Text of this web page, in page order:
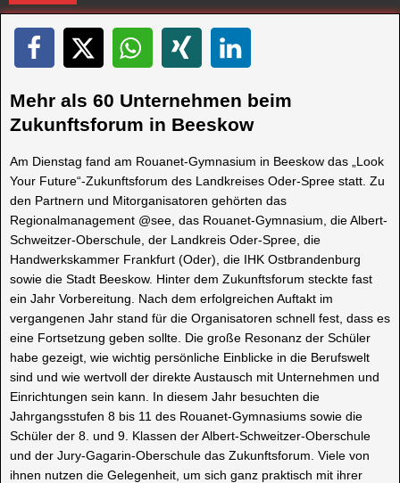
Mehr als 60 Unternehmen beim
Zukunftsforum in Beeskow
Am Dienstag fand am Rouanet-Gymnasium in Beeskow das „Look
Your Future“-Zukunftsforum des Landkreises Oder-Spree statt. Zu
den Partnern und Mitorganisatoren gehörten das
Regionalmanagement @see, das Rouanet-Gymnasium, die Albert-
Schweitzer-Oberschule, der Landkreis Oder-Spree, die
Handwerkskammer Frankfurt (Oder), die IHK Ostbrandenburg
sowie die Stadt Beeskow. Hinter dem Zukunftsforum steckte fast
ein Jahr Vorbereitung. Nach dem erfolgreichen Auftakt im
vergangenen Jahr stand für die Organisatoren schnell fest, dass es
eine Fortsetzung geben sollte. Die große Resonanz der Schüler
habe gezeigt, wie wichtig persönliche Einblicke in die Berufswelt
sind und wie wertvoll der direkte Austausch mit Unternehmen und
Einrichtungen sein kann. In diesem Jahr besuchten die
Jahrgangsstufen 8 bis 11 des Rouanet-Gymnasiums sowie die
Schüler der 8. und 9. Klassen der Albert-Schweitzer-Oberschule
und der Jury-Gagarin-Oberschule das Zukunftsforum. Viele von
ihnen nutzen die Gelegenheit, um sich ganz praktisch mit ihrer